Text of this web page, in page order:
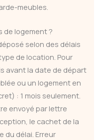
meubles.
de logement ?
selon des délais
de location. Pour
avant la date de départ
ou un logement en
: 1 mois seulement.
envoyé par lettre
le cachet de la
du délai. Erreur